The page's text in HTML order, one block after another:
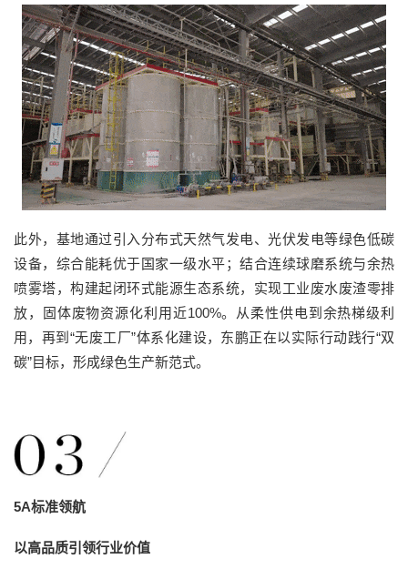
此外，基地通过引入分布式天然气发电、光伏发电等绿色低碳
设备，综合能耗优于国家一级水平；结合连续球磨系统与余热
喷雾塔，构建起闭环式能源生态系统， 实现工业废水废渣零排
放， 固体废物资源化利用近100%。从柔性供电到余热梯级利
用，再到 “无废工厂”体系化建设，东鹏正在以实际行动践行“双
碳”目标，形成绿色生产新范式。
5A标准领航
以高品质引领行业价值